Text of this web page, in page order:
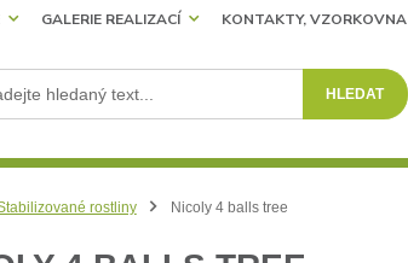
GALERIE REALIZACÍ KONTAKTY, VZORKOVNA
HLEDAT
rostliny Nicoly 4 balls tree